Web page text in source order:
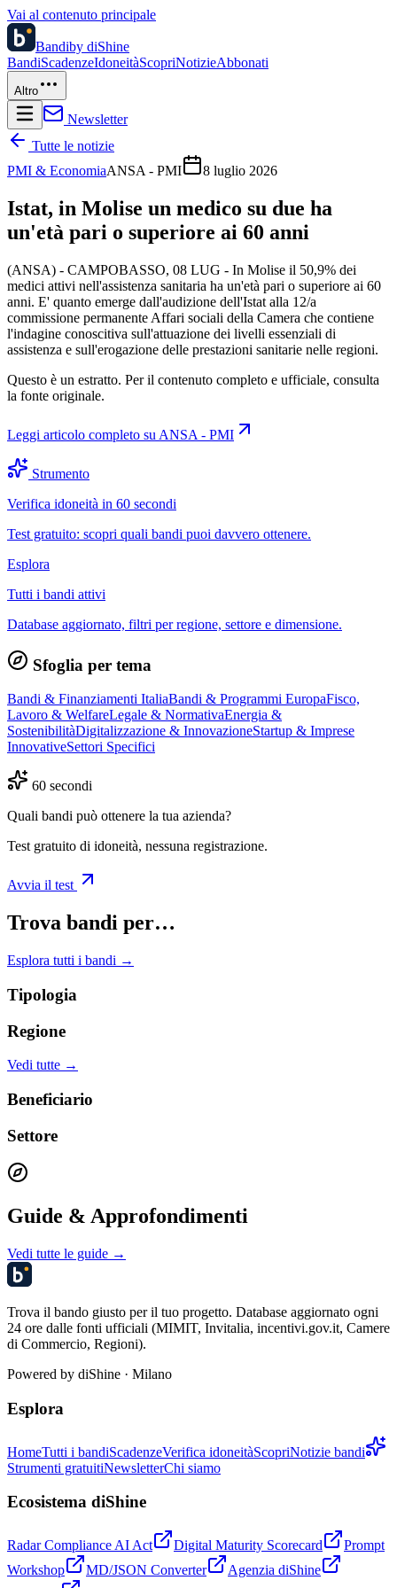
Vai al contenuto principale
Bandiby diShine
BandiScadenzeIdoneitàScopriNotizieAbbonati
Altro
Newsletter
Tutte le notizie
PMI & EconomiaANSA - PMI 8 luglio 2026
Istat, in Molise un medico su due ha
un'età pari o superiore ai 60 anni
(ANSA) - CAMPOBASSO, 08 LUG - In Molise il 50,9% dei
medici attivi nell'assistenza sanitaria ha un'età pari o superiore ai 60
anni. E' quanto emerge dall'audizione dell'Istat alla 12/a
commissione permanente Affari sociali della Camera che contiene
l'indagine conoscitiva sull'attuazione dei livelli essenziali di
assistenza e sull'erogazione delle prestazioni sanitarie nelle regioni.
Questo è un estratto. Per il contenuto completo e ufficiale, consulta
la fonte originale.
Leggi articolo completo su ANSA - PMI
Strumento
Verifica idoneità in 60 secondi
Test gratuito: scopri quali bandi puoi davvero ottenere.
Esplora
Tutti i bandi attivi
Database aggiornato, filtri per regione, settore e dimensione.
Sfoglia per tema
Bandi & Finanziamenti ItaliaBandi & Programmi EuropaFisco,
Lavoro & WelfareLegale & NormativaEnergia &
SostenibilitàDigitalizzazione & InnovazioneStartup & Imprese
InnovativeSettori Specifici
60 secondi
Quali bandi può ottenere la tua azienda?
Test gratuito di idoneità, nessuna registrazione.
Avvia il test
Trova bandi per…
Esplora tutti i bandi →
Tipologia
Regione
Vedi tutte →
Beneficiario
Settore
Guide & Approfondimenti
Vedi tutte le guide →
Trova il bando giusto per il tuo progetto. Database aggiornato ogni
24 ore dalle fonti ufficiali (MIMIT, Invitalia, incentivi.gov.it, Camere
di Commercio, Regioni).
Powered by diShine · Milano
Esplora
HomeTutti i bandiScadenzeVerifica idoneitàScopriNotizie bandi
Strumenti gratuitiNewsletterChi siamo
Ecosistema diShine
Radar Compliance AI Act Digital Maturity Scorecard
Prompt
Workshop
MD/JSON Converter
Agenzia diShine